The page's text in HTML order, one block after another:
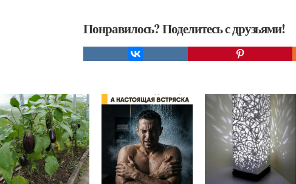
Понравилось? Поделитесь с друзьями!